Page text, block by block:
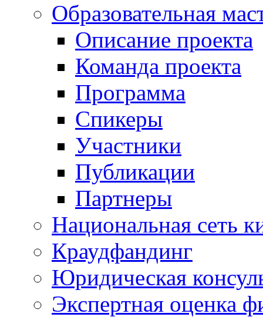
Образовательная
Описание проекта
Команда проекта
Программа
Спикеры
Участники
Публикации
Партнеры
Национальная сеть
Краудфандинг
Юридическая
Экспертная оценка